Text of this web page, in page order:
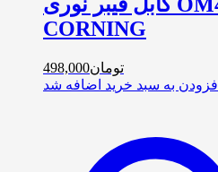
کابل فیبر نوری OM4 لوز تیوب 12 کر
CORNING
تومان498,000
افزودن به سبد خرید اضافه شد